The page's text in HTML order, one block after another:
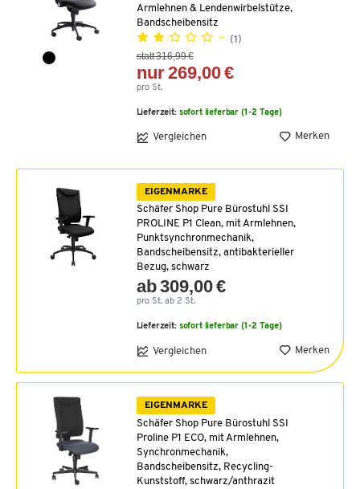
Armlehnen & Lendenwirbelstütze,
Bandscheibensitz
(1)
statt 316,99 €
nur 269,00 €
pro St.
Lieferzeit: sofort lieferbar (1-2 Tage)
Vergleichen Merken
EIGENMARKE
Schäfer Shop Pure Bürostuhl SSI
PROLINE P1 Clean, mit Armlehnen,
Punktsynchronmechanik,
Bandscheibensitz, antibakterieller
Bezug, schwarz
ab 309,00 €
pro St. ab 2 St.
Lieferzeit: sofort lieferbar (1-2 Tage)
Vergleichen Merken
EIGENMARKE
Schäfer Shop Pure Bürostuhl SSI
Proline P1 ECO, mit Armlehnen,
Synchronmechanik,
Bandscheibensitz, Recycling-
Kunststoff, schwarz/anthrazit